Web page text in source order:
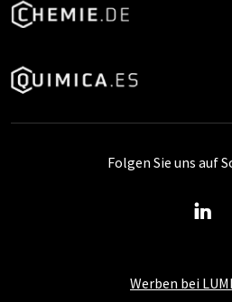
Werben bei
Folgen Sie uns auf